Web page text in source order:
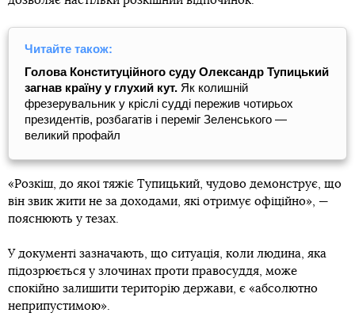
Читайте також:
Голова Конституційного суду Олександр Тупицький
загнав країну у глухий кут. Як колишній
фрезерувальник у кріслі судді пережив чотирьох
президентів, розбагатів і переміг Зеленського —
великий профайл
«Розкіш, до якої тяжіє Тупицький, чудово демонструє, що
він звик жити не за доходами, які отримує офіційно», —
пояснюють у тезах.
У документі зазначають, що ситуація, коли людина, яка
підозрюється у злочинах проти правосуддя, може
спокійно залишити територію держави, є «абсолютно
неприпустимою».